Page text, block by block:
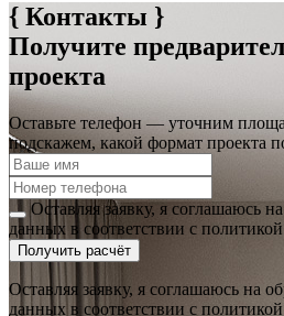
{ Контакты }
Получите
проекта
Оставьте телефон — уточним
подскажем, какой формат проекта
Оставляя заявку, я соглашаюсь
данных в соответствии с
Получить расчёт
Оставляя заявку, я соглашаюсь на
данных в соответствии с